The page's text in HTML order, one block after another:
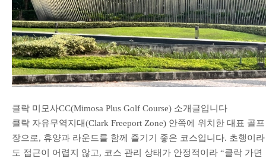
클락 미모사CC(Mimosa Plus Golf Course) 소개글입니다
클락 자유무역지대(Clark Freeport Zone) 안쪽에 위치한 대표 골프
장으로, 휴양과 라운드를 함께 즐기기 좋은 코스입니다. 초행이라
도 접근이 어렵지 않고, 코스 관리 상태가 안정적이라 “클락 가면